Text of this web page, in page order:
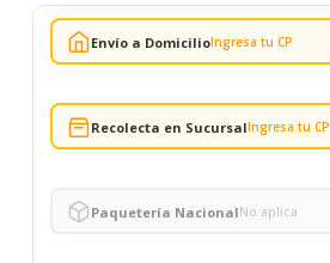
Envío a DomicilioIngresa tu CP
Recolecta en SucursalIngresa tu CP
Paquetería NacionalNo aplica